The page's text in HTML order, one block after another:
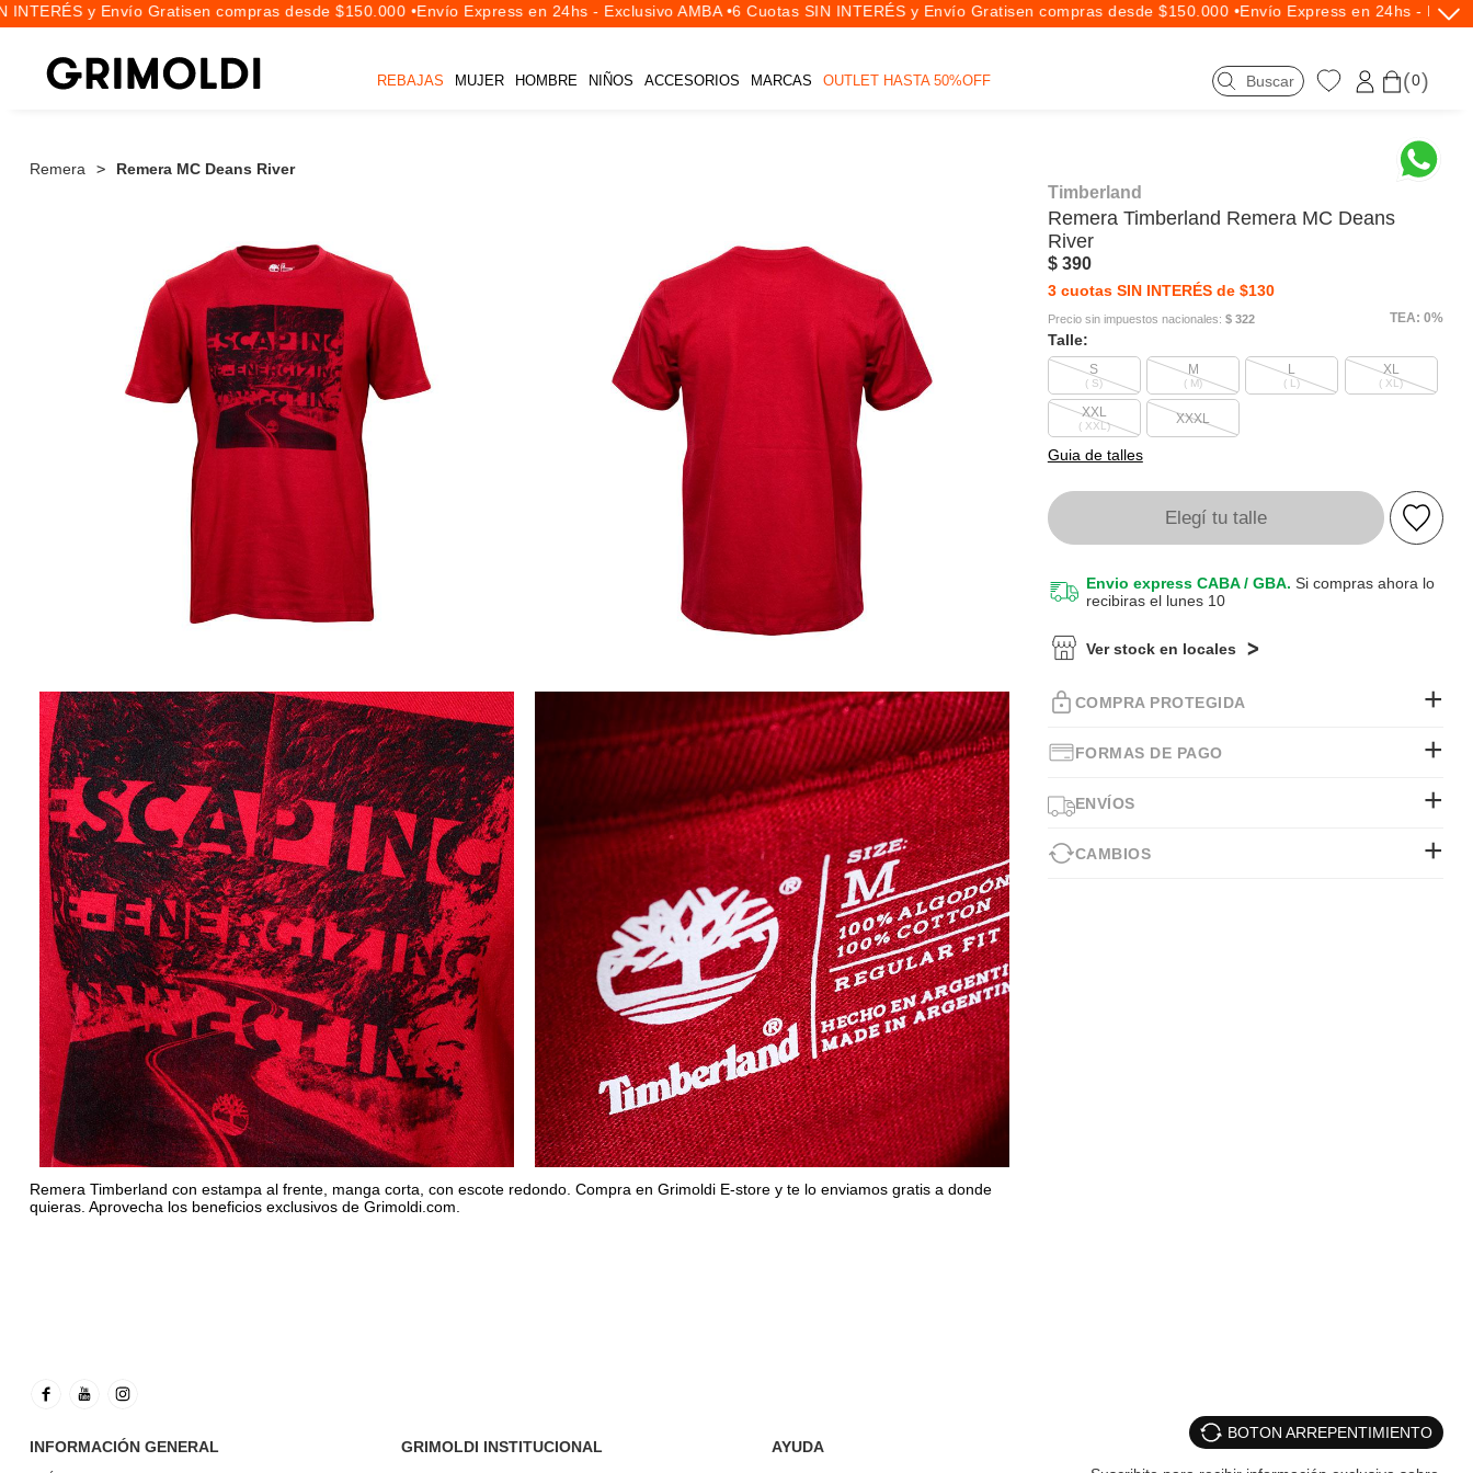
REBAJAS MUJER HOMBRE NIÑOS ACCESORIOS MARCAS OUTLET HASTA 50%OFF
y Envío Gratisen compras desde $150.000 •Envío Express en 24hs - Exclusivo AMBA •6 Cuotas SIN INTERÉS y Envío Gratisen compras desde $150.000 •Envío Express en 24hs -
0
Remera Remera MC Deans River
Remera Timberland con estampa al frente, manga corta, con escote redondo. Compra en Grimoldi E-store y te lo enviamos gratis a donde
quieras. Aprovecha los beneficios exclusivos de Grimoldi.com.
Timberland
Remera Timberland Remera MC Deans
River
$ 390
3 cuotas SIN INTERÉS de $130
Precio sin impuestos nacionales: $ 322 TEA: 0%
Talle:
Guia de talles
S
( S)
M
( M)
L
( L)
XL
( XL)
XXL
( XXL) XXXL
Elegí tu talle
Envio express CABA / GBA. Si compras ahora lo
recibiras el lunes 10
Ver stock en locales
COMPRA PROTEGIDA
FORMAS DE PAGO
ENVÍOS
CAMBIOS
INFORMACIÓN GENERAL GRIMOLDI INSTITUCIONAL AYUDA
BOTON ARREPENTIMIENTO